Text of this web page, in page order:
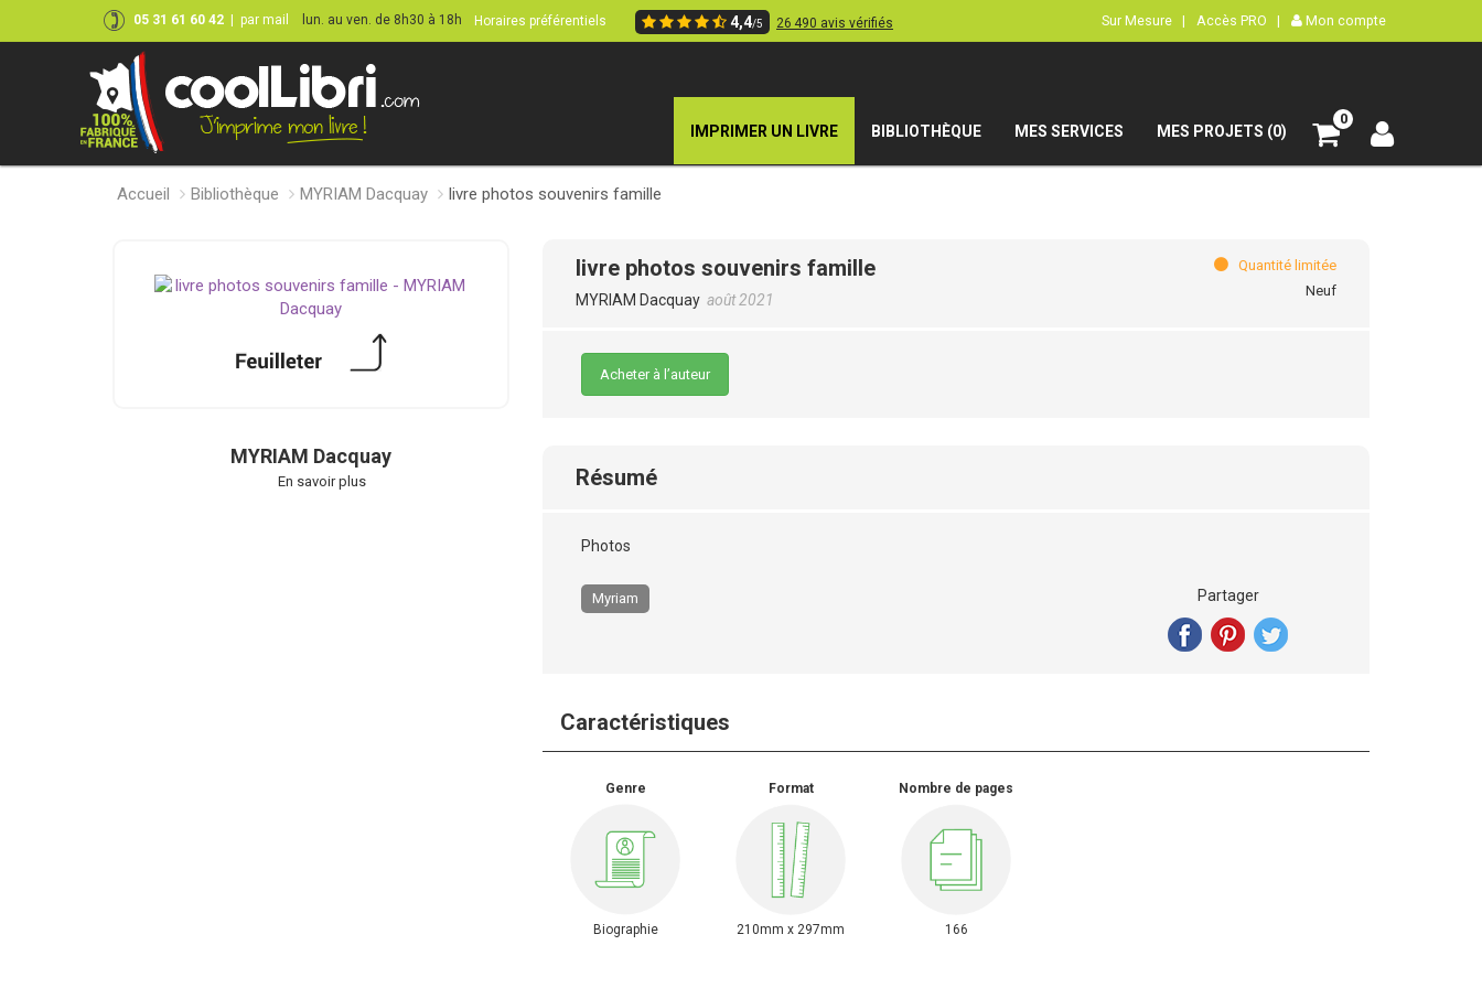
05 31 61 60 42 par mail lun. au ven. de 8h30 à 18h Horaires préférentiels 4,4/5 26 490 avis vérifiés Sur Mesure | Accès PRO | Mon compte
IMPRIMER UN LIVRE BIBLIOTHÈQUE MES SERVICES MES PROJETS (0)
0
Accueil Bibliothèque MYRIAM Dacquay livre photos souvenirs famille
MYRIAM Dacquay
En savoir plus
livre photos souvenirs famille
MYRIAM Dacquay août 2021
Quantité limitée
Neuf
Acheter à l’auteur
Résumé
Photos
Myriam Partager
Caractéristiques
Genre
Biographie
Format
210mm x 297mm
Nombre de pages
166